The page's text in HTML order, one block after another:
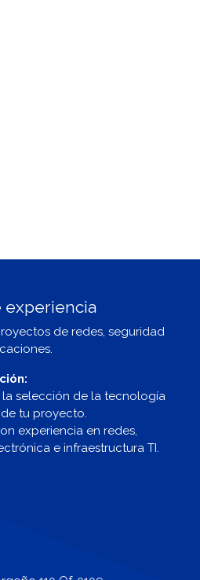
experiencia
de redes, seguridad
selección de la tecnología
tu proyecto.
experiencia en redes,
e infraestructura TI.